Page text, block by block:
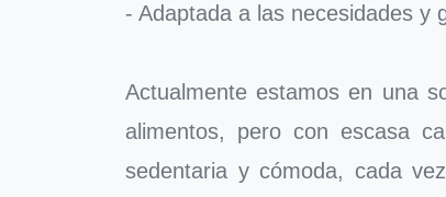
- Adaptada a las necesidades y
Actualmente estamos en una
alimentos, pero con escasa
sedentaria y cómoda, cada